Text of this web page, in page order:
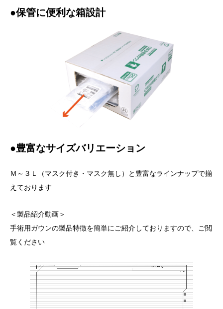
●保管に便利な箱設計
●豊富なサイズバリエーション
Ｍ～３Ｌ（マスク付き・マスク無し）と豊富なラインナップで揃
えております
＜製品紹介動画＞
手術用ガウンの製品特徴を簡単にご紹介しておりますので、ご閲
覧ください